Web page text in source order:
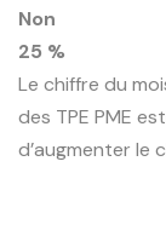
Non
25 %
Le chiffre du
des TPE PME
d’augmenter le